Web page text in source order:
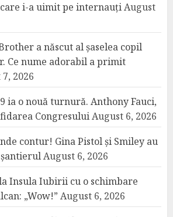
i-a uimit pe internauțiAugust
a născut al șaselea copil
Ce nume adorabil a primit
2026
ia o nouă turnură. Anthony Fauci,
CongresuluiAugust 6, 2026
contur! Gina Pistol și Smiley au
August 6, 2026
Insula Iubirii cu o schimbare
„Wow!” August 6, 2026